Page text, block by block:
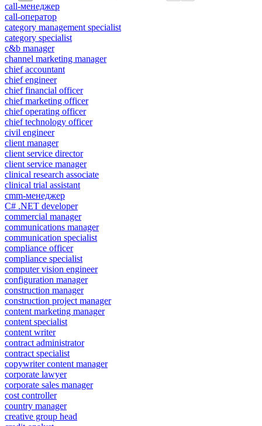
call-менеджер
call-оператор
category management specialist
category specialist
c&b manager
channel marketing manager
chief accountant
chief engineer
chief financial officer
chief marketing officer
chief operating officer
chief technology officer
civil engineer
client manager
client service director
client service manager
clinical research associate
clinical trial assistant
cmm-менеджер
C# .NET developer
commercial manager
communications manager
communication specialist
compliance officer
compliance specialist
computer vision engineer
configuration manager
construction manager
construction project manager
content marketing manager
content specialist
content writer
contract administrator
contract specialist
copywriter content manager
corporate lawyer
corporate sales manager
cost controller
country manager
creative group head